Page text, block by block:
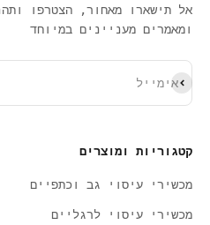
אל תישארו מאחור, הצטרפו
ומאמרים מעניינים במיוחד
אימייל
כמנוי
קטגוריות ומוצרים
מכשירי עיסוי גב וכתפיים
מכשירי עיסוי לרגליים